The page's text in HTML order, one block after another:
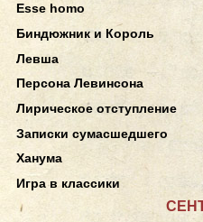
Esse homo
Биндюжник и Король
Левша
Персона Левинсона
Лирическое отступление
Записки сумасшедшего
Ханума
Игра в классики